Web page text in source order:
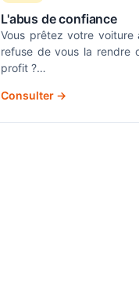
L'abus de confiance
Vous prêtez votre voiture
refuse de vous la rendre
profit ?…
Consulter →